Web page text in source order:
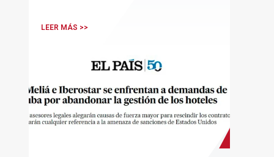
LEER MÁS >>